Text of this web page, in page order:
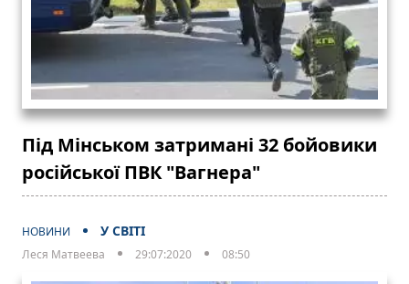
Під Мінськом затримані 32 бойовики
російської ПВК "Вагнера"
НОВИНИ У СВІТІ
Леся Матвеева 29:07:2020 08:50